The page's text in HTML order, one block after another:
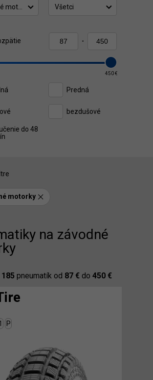
Všetci
-
450 €
Predná
bezdušové
do 48
motorky
na závodné
185 pneumatík od 87 € do 450 €
P